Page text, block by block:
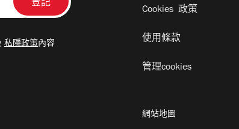
私隱政策內容
Cookies 政策
使用條款
管理cookies
網站地圖